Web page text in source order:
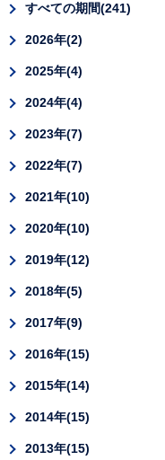
すべての期間 241
2026年 2
2025年 4
2024年 4
2023年 7
2022年 7
2021年 10
2020年 10
2019年 12
2018年 5
2017年 9
2016年 15
2015年 14
2014年 15
2013年 15